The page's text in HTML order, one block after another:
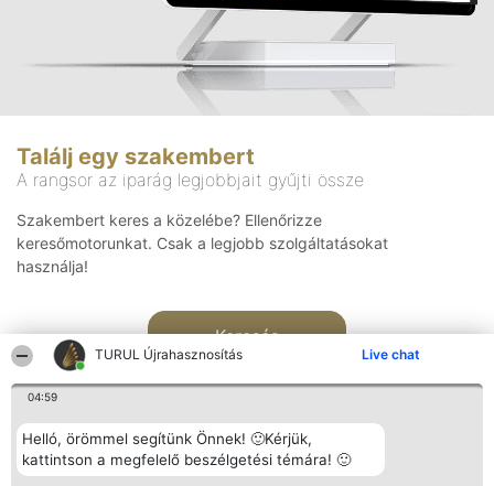
TURUL Újrahasznosítás Live chat
04:59
Helló, örömmel segítünk Önnek! 🙂Kérjük,
kattintson a megfelelő beszélgetési témára! 🙂
Találj egy szakembert
A rangsor az iparág legjobbjait gyűjti össze
Szakembert keres a közelébe? Ellenőrizze
keresőmotorunkat. Csak a legjobb szolgáltatásokat
használja!
Keresés